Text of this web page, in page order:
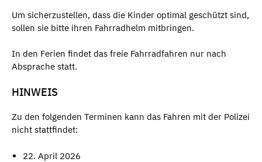
Um sicherzustellen, dass die Kinder optimal geschützt sind,
sollen sie bitte ihren Fahrradhelm mitbringen.
In den Ferien findet das freie Fahrradfahren nur nach
Absprache statt.
HINWEIS
Zu den folgenden Terminen kann das Fahren mit der Polizei
nicht stattfindet:
22. April 2026